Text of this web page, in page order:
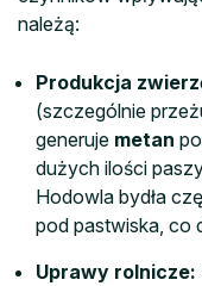
należą:
Produkcja
(szczególnie
generuje metan
dużych ilości
Hodowla bydła
pod pastwiska, co
Uprawy rolnicze: